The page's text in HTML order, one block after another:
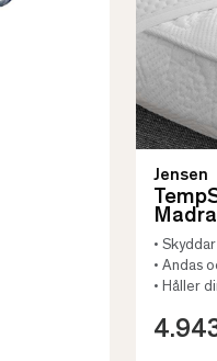
Jensen
•
• Andas
• Håller